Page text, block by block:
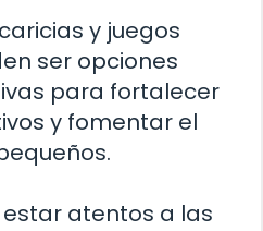
y juegos
ser opciones
para fortalecer
y fomentar el
atentos a las